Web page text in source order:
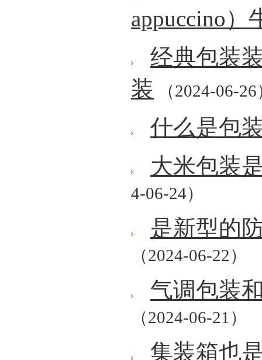
appuccino）
经典包装
装 （2024-06-26
什么是包
大米包装
4-06-24）
是新型的
（2024-06-22）
气调包装
（2024-06-21）
集装箱也